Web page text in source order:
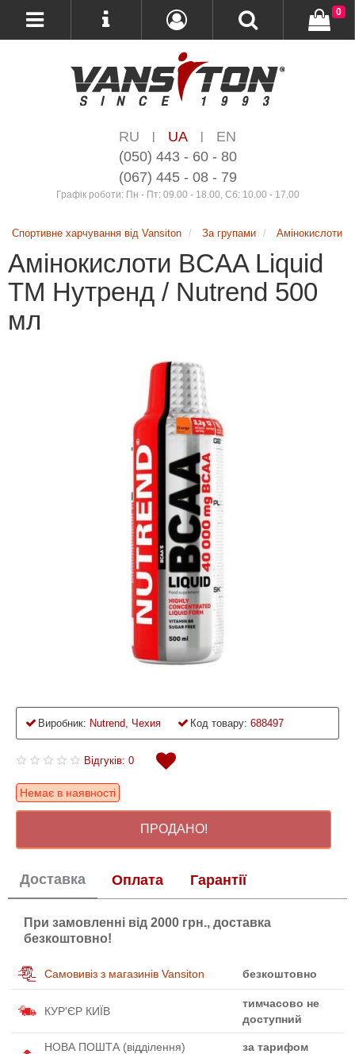
RU | UA |
EN
(050) 443 - 60 - 80
(067) 445 - 08 - 79
Графік роботи: Пн - Пт: 09.00 - 18.00, Сб: 10.00 - 17.00
0
Спортивне харчування від Vansiton За групами Амінокислоти
Амінокислоти BCAA Liquid
ТМ Нутренд / Nutrend 500
мл
Виробник: Nutrend, Чехия Код товару: 688497
Відгуків: 0
Немає в наявності
ПРОДАНО!
Доставка Оплата Гарантії
При замовленні від 2000 грн., доставка
безкоштовно!
Самовивіз з магазинів Vansiton безкоштовно
КУР'ЄР КИЇВ
тимчасово не
доступний
НОВА ПОШТА (відділення)
за тарифом